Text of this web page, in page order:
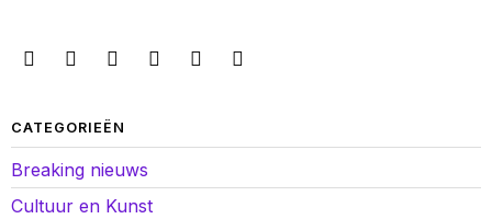
CATEGORIEËN
Breaking nieuws
Cultuur en Kunst